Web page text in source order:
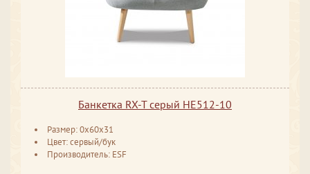
Банкетка RX-T серый HE512-10
Размер: 0x60x31
Цвет: сервый/бук
Производитель: ESF